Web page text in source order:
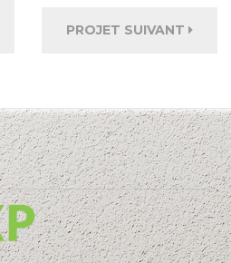
PROJET SUIVANT